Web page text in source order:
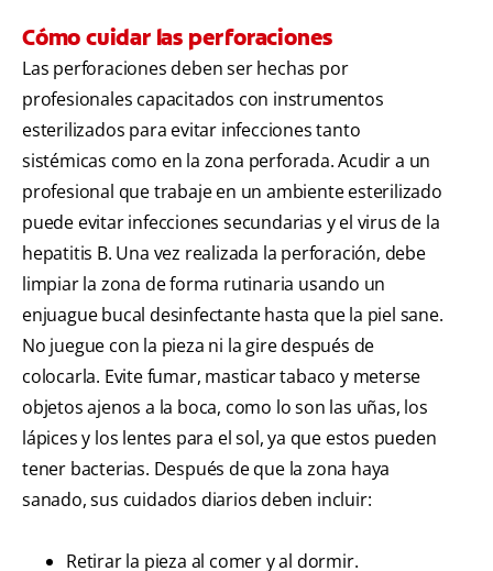
Cómo cuidar las perforaciones
Las perforaciones deben ser hechas por
profesionales capacitados con instrumentos
esterilizados para evitar infecciones tanto
sistémicas como en la zona perforada. Acudir a un
profesional que trabaje en un ambiente esterilizado
puede evitar infecciones secundarias y el virus de la
hepatitis B. Una vez realizada la perforación, debe
limpiar la zona de forma rutinaria usando un
enjuague bucal desinfectante hasta que la piel sane.
No juegue con la pieza ni la gire después de
colocarla. Evite fumar, masticar tabaco y meterse
objetos ajenos a la boca, como lo son las uñas, los
lápices y los lentes para el sol, ya que estos pueden
tener bacterias. Después de que la zona haya
sanado, sus cuidados diarios deben incluir:
Retirar la pieza al comer y al dormir.